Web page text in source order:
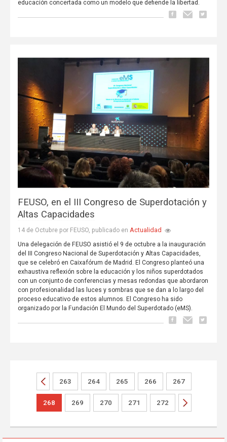
educación concertada como un modelo que defiende la libertad.
FEUSO, en el III Congreso de Superdotación y
Altas Capacidades
14 de Octubre por FEUSO, publicado en Actualidad
Una delegación de FEUSO asistió el 9 de octubre a la inauguración
del III Congreso Nacional de Superdotación y Altas Capacidades,
que se celebró en Caixafórum de Madrid. El Congreso planteó una
exhaustiva reflexión sobre la educación y los niños superdotados
con un conjunto de conferencias y mesas redondas que abordaron
con profesionalidad las luces y sombras que se dan a lo largo del
proceso educativo de estos alumnos. El Congreso ha sido
organizado por la Fundación El Mundo del Superdotado (eMS).
263 264 265 266 267
268 269 270 271 272